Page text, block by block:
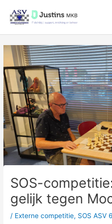
naar
inhoud
SOS-
gelijk tegen
/ Externe competitie, SOS ASV 6
Bericht
navigatie